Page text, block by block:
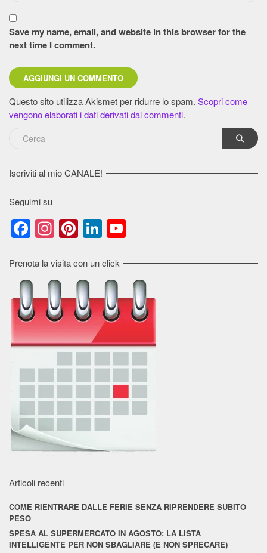
Save my name, email, and website in this browser for the
next time I comment.
Questo sito utilizza Akismet per ridurre lo spam. Scopri come
vengono elaborati i dati derivati dai commenti.
Iscriviti al mio CANALE!
Seguimi su
Facebook
Instagram
Pinterest
LinkedIn
Prenota la visita con un click
Articoli recenti
COME RIENTRARE DALLE FERIE SENZA RIPRENDERE SUBITO
PESO
SPESA AL SUPERMERCATO IN AGOSTO: LA LISTA
INTELLIGENTE PER NON SBAGLIARE (E NON SPRECARE)